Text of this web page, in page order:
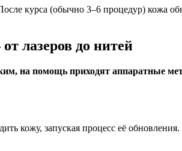
курса (обычно 3–6 процедур) кожа
лазеров до нитей
на помощь приходят аппаратные
кожу, запуская процесс её